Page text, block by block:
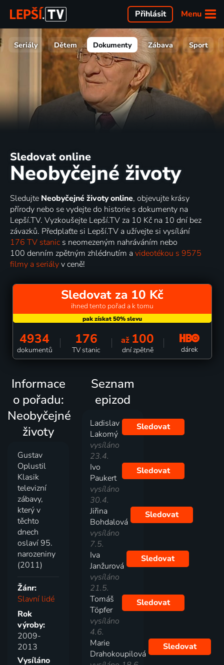
Menu
Přihlásit
Seriály Dětem Dokumenty Zábava Sport
Sledovat online
Neobyčejné životy
Sledujte Neobyčejné životy online, objevujte krásy
přírody nebo se vydejte do historie s dokumenty na
Lepší.TV. Vyzkoušejte Lepší.TV za 10 Kč na 10 dní bez
závazků. Předplaťte si Lepší.TV a užívejte si vysílání
176 TV stanic s neomezeným nahráváním nebo
100 denním zpětným zhlédnutím a videotékou s 9575
filmy a seriályv ceně!
Sledovat za 10 Kč
ihned tento pořad a k tomu
4934
dokumentů
176
TV stanic
až 100
dní zpětně dárek
Informace
o pořadu:
Neobyčejné
životy
Gustav
Oplustil
Klasik
televizní
zábavy,
který v
těchto
dnech
oslaví 95.
narozeniny
(2011)
Žánr:
Slavní lidé
Rok
výroby:
2009-
2013
Vysíláno
Seznam
epizod
Ladislav
Lakomý
vysíláno
23.4.
Sledovat
Ivo
Paukert
vysíláno
30.4.
Sledovat
Jiřina
Bohdalová
vysíláno
7.5.
Sledovat
Iva
Janžurová
vysíláno
21.5.
Sledovat
Tomáš
Töpfer
vysíláno
4.6.
Sledovat
Marie
Drahokoupilová
Sledovat